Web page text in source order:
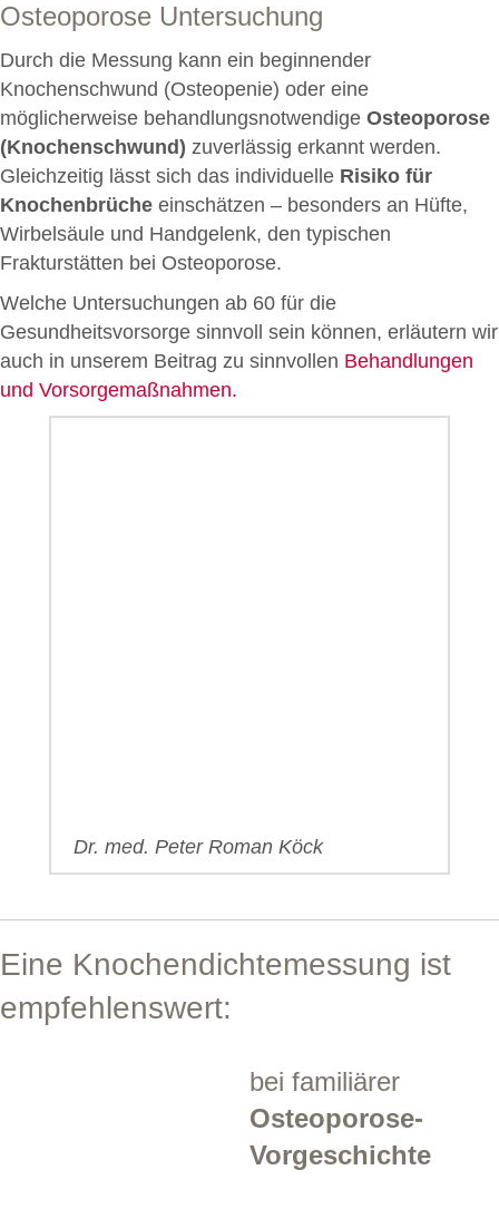
Osteoporose Untersuchung
Durch die Messung kann ein beginnender
Knochenschwund (Osteopenie) oder eine
möglicherweise behandlungsnotwendige Osteoporose
(Knochenschwund) zuverlässig erkannt werden.
Gleichzeitig lässt sich das individuelle Risiko für
Knochenbrüche einschätzen – besonders an Hüfte,
Wirbelsäule und Handgelenk, den typischen
Frakturstätten bei Osteoporose.
Welche Untersuchungen ab 60 für die
Gesundheitsvorsorge sinnvoll sein können, erläutern wir
auch in unserem Beitrag zu sinnvollen Behandlungen
und Vorsorgemaßnahmen.
Dr. med. Peter Roman Köck
Eine Knochendichtemessung ist
empfehlenswert:
bei familiärer
Osteoporose-
Vorgeschichte